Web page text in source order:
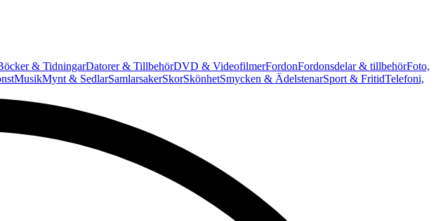
& TidningarDatorer & TillbehörDVD & VideofilmerFordonFordonsdelar & tillbehörFoto,
MusikMynt & SedlarSamlarsakerSkorSkönhetSmycken & ÄdelstenarSport & FritidTelefoni,